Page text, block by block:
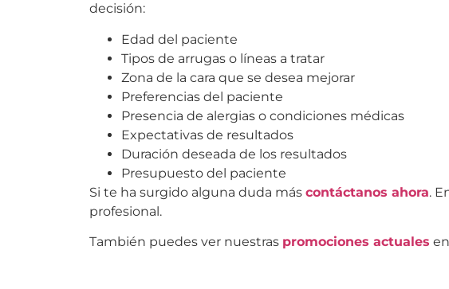
decisión:
Edad del paciente
Tipos de arrugas o líneas a tratar
Zona de la cara que se desea mejorar
Preferencias del paciente
Presencia de alergias o condiciones médicas
Expectativas de resultados
Duración deseada de los resultados
Presupuesto del paciente
Si te ha surgido alguna duda más contáctanos ahora.
profesional.
También puedes ver nuestras promociones actuales